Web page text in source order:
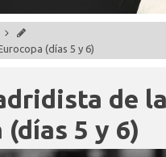
(días 5 y 6)
de la
(días 5 y 6)